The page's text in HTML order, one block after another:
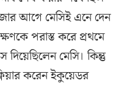
আগে মেসিই এনে দেন
পরাস্ত করে প্রথমে
দিয়েছিলেন মেসি। কিন্তু
করেন ইকুয়েডর